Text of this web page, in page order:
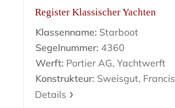
Register Klassischer Yachten
Klassenname: Starboot
Segelnummer: 4360
Werft: Portier AG, Yachtwerft
Konstrukteur: Sweisgut, Francis
Details